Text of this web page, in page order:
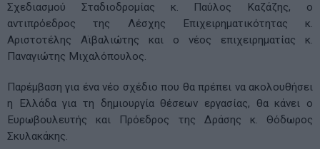
Σχεδιασμού Σταδιοδρομίας κ. Παύλος Καζάζης, ο
αντιπρόεδρος της Λέσχης Επιχειρηματικότητας κ.
Αριστοτέλης Αϊβαλιώτης και ο νέος επιχειρηματίας κ.
Παναγιώτης Μιχαλόπουλος.
Παρέμβαση για ένα νέο σχέδιο που θα πρέπει να ακολουθήσει
η Ελλάδα για τη δημιουργία θέσεων εργασίας, θα κάνει ο
Ευρωβουλευτής και Πρόεδρος της Δράσης κ. Θόδωρος
Σκυλακάκης.